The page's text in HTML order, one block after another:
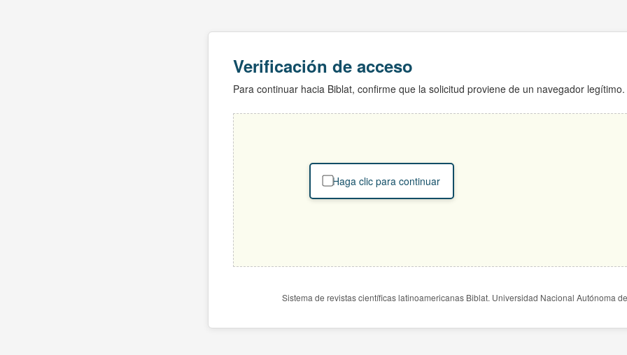
Verificación de acceso
Para continuar hacia Biblat, confirme que la solicitud proviene de un navegador legítimo.
Haga clic para continuar
Sistema de revistas científicas latinoamericanas Biblat. Universidad Nacional Autónoma